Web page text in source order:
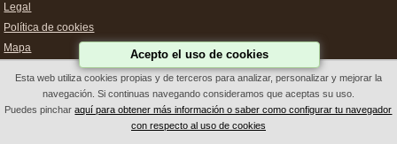
Legal
Política de cookies
Mapa
Deseño Web Galicia
Acepto el uso de cookies
Esta web utiliza cookies propias y de terceros para analizar, personalizar y mejorar la
navegación. Si continuas navegando consideramos que aceptas su uso.
Puedes pincharaquí para obtener más información o saber como configurar tu navegador
con respecto al uso de cookies